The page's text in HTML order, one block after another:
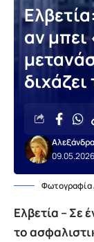
αν
Φωτογραφία
Ελβετία – Σε
το